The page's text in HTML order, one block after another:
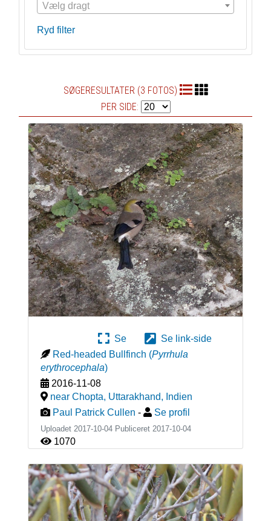
Vælg dragt
Ryd filter
SØGERESULTATER (3 FOTOS)
PER SIDE:
Se
Se link-side
Red-headed Bullfinch (Pyrrhula
erythrocephala)
2016-11-08
near Chopta, Uttarakhand, Indien
Paul Patrick Cullen - Se profil
Uploadet 2017-10-04 Publiceret 2017-10-04
1070